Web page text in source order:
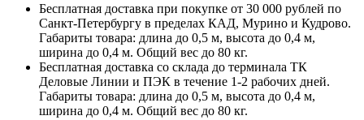
Бесплатная доставка при покупке от 30 000 рублей по
Санкт-Петербургу в пределах КАД, Мурино и Кудрово.
Габариты товара: длина до 0,5 м, высота до 0,4 м,
ширина до 0,4 м. Общий вес до 80 кг.
Бесплатная доставка со склада до терминала ТК
Деловые Линии и ПЭК в течение 1-2 рабочих дней.
Габариты товара: длина до 0,5 м, высота до 0,4 м,
ширина до 0,4 м. Общий вес до 80 кг.